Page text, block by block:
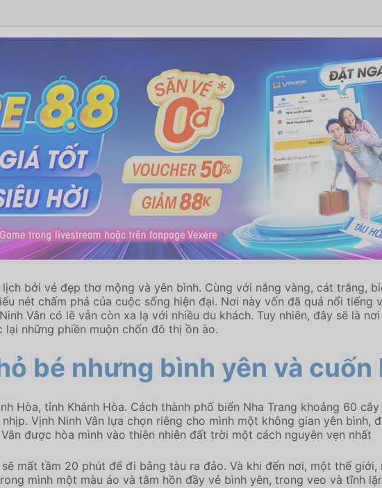
bởi vẻ đẹp thơ mộng và yên bình. Cùng với nắng vàng, cát trắng,
nét chấm phá của cuộc sống hiện đại. Nơi này vốn đã quá nổi tiếng
Vân có lẽ vẫn còn xa lạ với nhiều du khách. Tuy nhiên, đây sẽ là
những phiền muộn chốn đô thị ồn ào.
bé nhưng bình yên và cuốn
Hòa, tỉnh Khánh Hòa. Cách thành phố biển Nha Trang khoảng 60
Vịnh Ninh Vân lựa chọn riêng cho mình một không gian yên bình,
được hòa mình vào thiên nhiên đất trời một cách nguyên vẹn nhất
mất tầm 20 phút để đi bằng tàu ra đảo. Và khi đến nơi, một thế
mình một màu áo và tâm hồn đầy vẻ bình yên, trong veo và tĩnh